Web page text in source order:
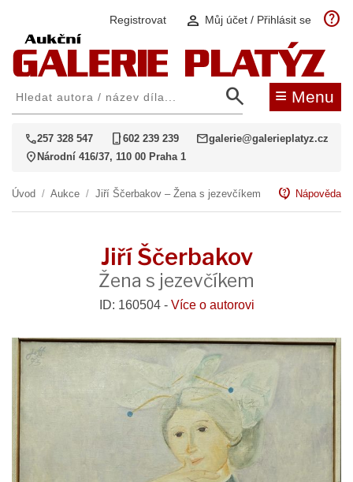
Registrovat person Můj účet / Přihlásit se help
search ≡ Menu
call257 328 547 phone_iphone602 239 239 mailgalerie@galerieplatyz.cz
location_on Národní 416/37, 110 00 Praha 1
Úvod / Aukce / Jiří Ščerbakov – Žena s jezevčíkem contact_support Nápověda
Jiří Ščerbakov
Žena s jezevčíkem
ID: 160504 - Více o autorovi